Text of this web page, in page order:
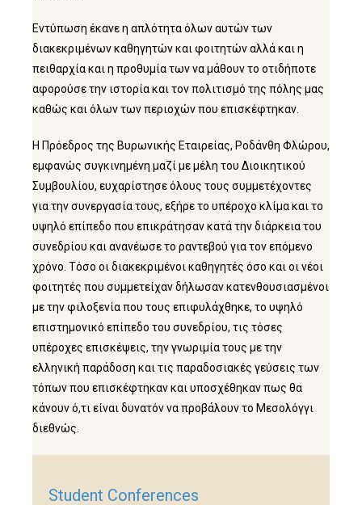
Εντύπωση έκανε η απλότητα όλων αυτών των
διακεκριμένων καθηγητών και φοιτητών αλλά και η
πειθαρχία και η προθυμία των να μάθουν το οτιδήποτε
αφορούσε την ιστορία και τον πολιτισμό της πόλης μας
καθώς και όλων των περιοχών που επισκέφτηκαν.
Η Πρόεδρος της Βυρωνικής Εταιρείας, Ροδάνθη Φλώρου,
εμφανώς συγκινημένη μαζί με μέλη του Διοικητικού
Συμβουλίου, ευχαρίστησε όλους τους συμμετέχοντες
για την συνεργασία τους, εξήρε το υπέροχο κλίμα και το
υψηλό επίπεδο που επικράτησαν κατά την διάρκεια του
συνεδρίου και ανανέωσε το ραντεβού για τον επόμενο
χρόνο. Τόσο οι διακεκριμένοι καθηγητές όσο και οι νέοι
φοιτητές που συμμετείχαν δήλωσαν κατενθουσιασμένοι
με την φιλοξενία που τους επιφυλάχθηκε, το υψηλό
επιστημονικό επίπεδο του συνεδρίου, τις τόσες
υπέροχες επισκέψεις, την γνωριμία τους με την
ελληνική παράδοση και τις παραδοσιακές γεύσεις των
τόπων που επισκέφτηκαν και υποσχέθηκαν πως θα
κάνουν ό,τι είναι δυνατόν να προβάλουν το Μεσολόγγι
διεθνώς.
Student Conferences